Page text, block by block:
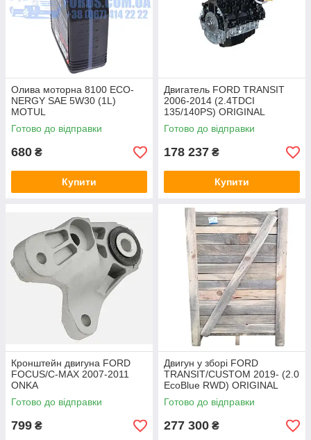
Олива моторна 8100 ECO-
NERGY SAE 5W30 (1L)
MOTUL
Готово до відправки
680 ₴
Купити
Двигатель FORD TRANSIT
2006-2014 (2.4TDCI
135/140PS) ORIGINAL
Готово до відправки
178 237 ₴
Купити
Кронштейн двигуна FORD
FOCUS/C-MAX 2007-2011
ONKA
Готово до відправки
799 ₴
Двигун у зборі FORD
TRANSIT/CUSTOM 2019- (2.0
EcoBlue RWD) ORIGINAL
Готово до відправки
277 300 ₴